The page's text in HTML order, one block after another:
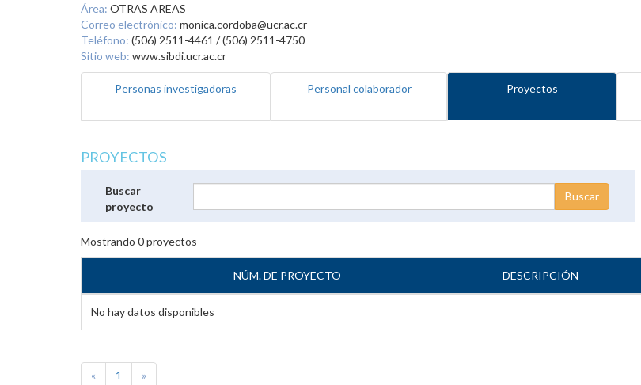
Área: OTRAS AREAS
Correo electrónico: monica.cordoba@ucr.ac.cr
Teléfono: (506) 2511-4461 / (506) 2511-4750
Sitio web: www.sibdi.ucr.ac.cr
Personas investigadoras Personal colaborador Proyectos
PROYECTOS
Buscar
proyecto
Mostrando 0proyectos
NÚM. DE PROYECTO DESCRIPCIÓN
No hay datos disponibles
« 1 »